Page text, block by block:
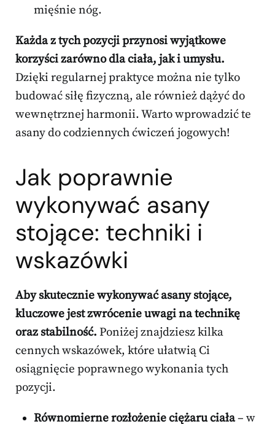
mięśnie nóg.
Każda z tych pozycji przynosi wyjątkowe
korzyści zarówno dla ciała, jak i umysłu.
Dzięki regularnej praktyce można nie tylko
budować siłę fizyczną, ale również dążyć do
wewnętrznej harmonii. Warto wprowadzić te
asany do codziennych ćwiczeń jogowych!
Jak poprawnie
wykonywać asany
stojące: techniki i
wskazówki
Aby skutecznie wykonywać asany stojące,
kluczowe jest zwrócenie uwagi na technikę
oraz stabilność. Poniżej znajdziesz kilka
cennych wskazówek, które ułatwią Ci
osiągnięcie poprawnego wykonania tych
pozycji.
Równomierne rozłożenie ciężaru ciała– w